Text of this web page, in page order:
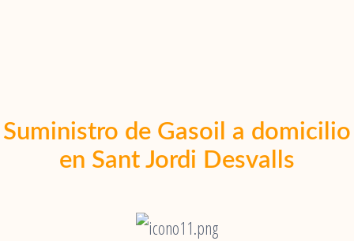
Suministro de Gasoil a domicilio
en Sant Jordi Desvalls